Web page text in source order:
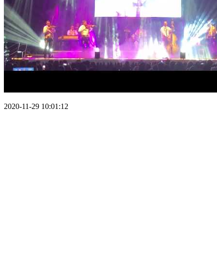
2020-11-29 10:01:12